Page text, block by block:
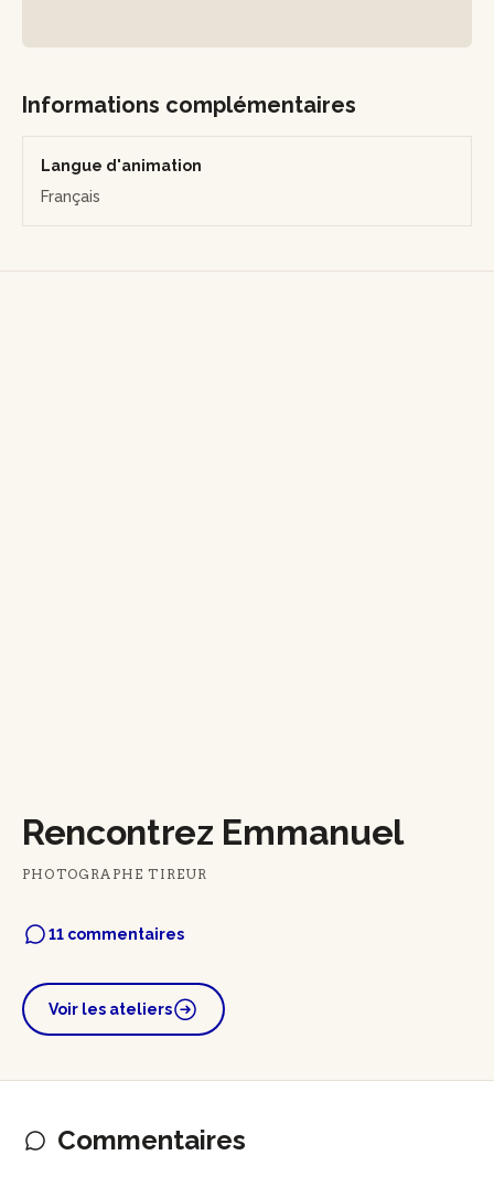
Informations complémentaires
Langue d'animation
Français
Rencontrez Emmanuel
PHOTOGRAPHE TIREUR
11 commentaires
Voir les ateliers
Commentaires